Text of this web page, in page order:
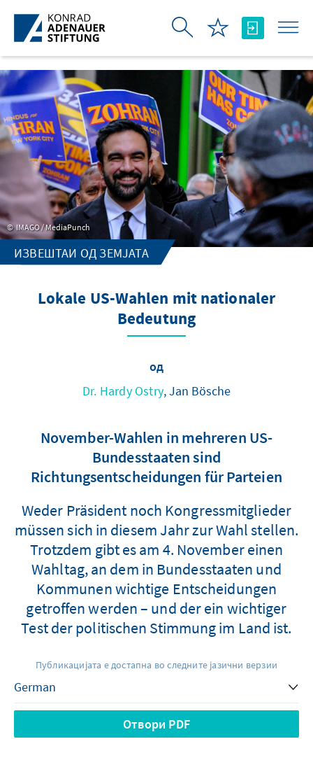
Skip to Main Content
IMAGO / MediaPunch
ИЗВЕШТАИ ОД ЗЕМЈАТА
Lokale US-Wahlen mit nationaler
Bedeutung
од
Dr. Hardy Ostry, Jan Bösche
November-Wahlen in mehreren US-
Bundesstaaten sind
Richtungsentscheidungen für Parteien
Weder Präsident noch Kongressmitglieder
müssen sich in diesem Jahr zur Wahl stellen.
Trotzdem gibt es am 4. November einen
Wahltag, an dem in Bundesstaaten und
Kommunen wichtige Entscheidungen
getroffen werden – und der ein wichtiger
Test der politischen Stimmung im Land ist.
Публикацијата е достапна во следните јазични верзии
Отвори PDF